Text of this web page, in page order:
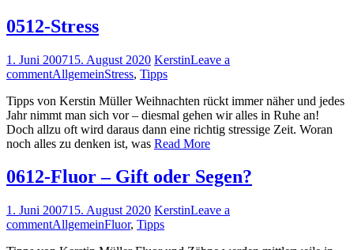
0512-Stress
1. Juni 200715. August 2020 KerstinLeave a
commentAllgemeinStress, Tipps
Tipps von Kerstin Müller Weihnachten rückt immer näher und jedes
Jahr nimmt man sich vor – diesmal gehen wir alles in Ruhe an!
Doch allzu oft wird daraus dann eine richtig stressige Zeit. Woran
noch alles zu denken ist, was Read More
0612-Fluor – Gift oder Segen?
1. Juni 200715. August 2020 KerstinLeave a
commentAllgemeinFluor, Tipps